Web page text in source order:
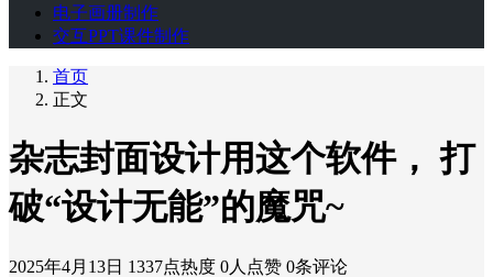
电子画册制作
交互PPT课件制作
首页
正文
杂志封面设计用这个软件， 打
破“设计无能”的魔咒~
2025年4月13日 1337点热度 0人点赞 0条评论